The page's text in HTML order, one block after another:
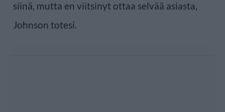
siinä, mutta en viitsinyt ottaa selvää asiasta,
Johnson totesi.